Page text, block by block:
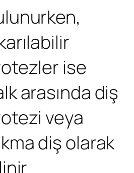
ise
arasında diş
veya
diş olarak